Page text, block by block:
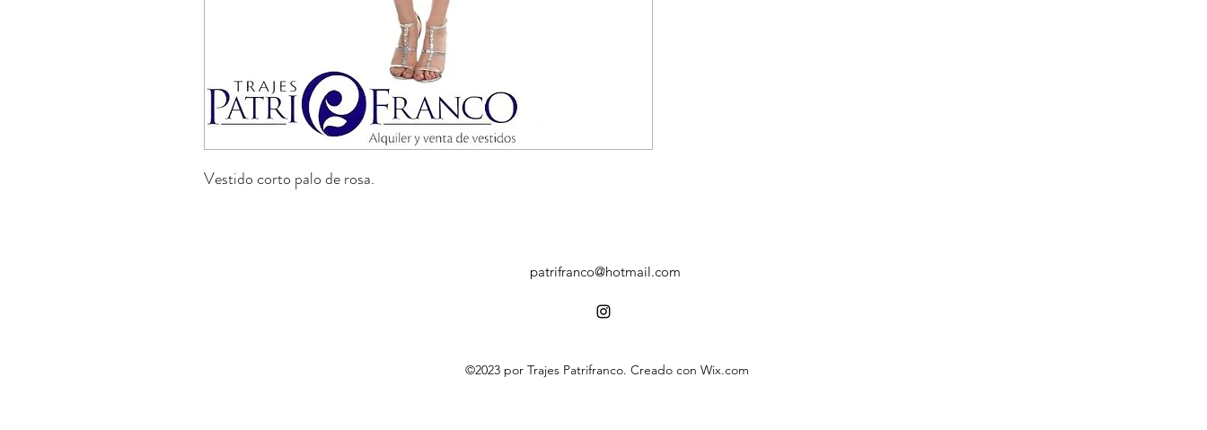
Vestido corto palo de rosa.
patrifranco@hotmail.com
©2023 por Trajes Patrifranco. Creado con Wix.com